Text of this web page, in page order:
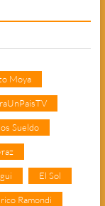
Moya
Sueldo
El Sol
Ramondi